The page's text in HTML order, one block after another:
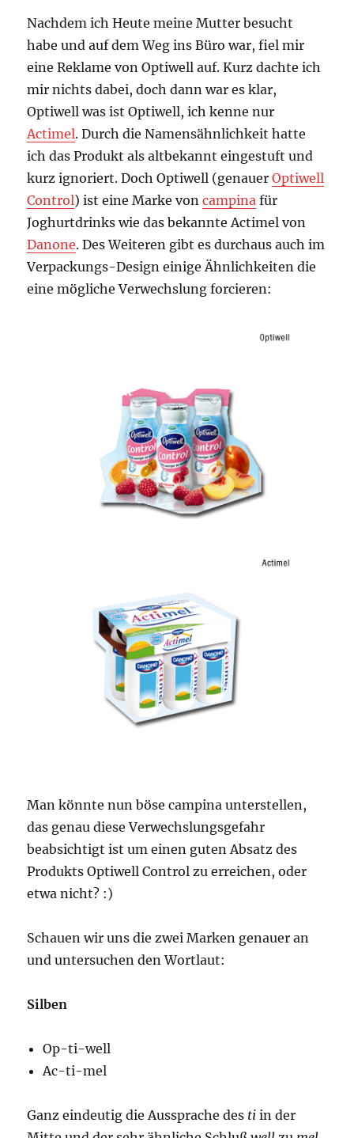
Nachdem ich Heute meine Mutter besucht
habe und auf dem Weg ins Büro war, fiel mir
eine Reklame von Optiwell auf. Kurz dachte ich
mir nichts dabei, doch dann war es klar,
Optiwell was ist Optiwell, ich kenne nur
Actimel. Durch die Namensähnlichkeit hatte
ich das Produkt als altbekannt eingestuft und
kurz ignoriert. Doch Optiwell (genauerOptiwell
Control) ist eine Marke voncampina für
Joghurtdrinks wie das bekannte Actimel von
Danone. Des Weiteren gibt es durchaus auch im
Verpackungs-Design einige Ähnlichkeiten die
eine mögliche Verwechslung forcieren:
Man könnte nun böse campina unterstellen,
das genau diese Verwechslungsgefahr
beabsichtigt ist um einen guten Absatz des
Produkts Optiwell Control zu erreichen, oder
etwa nicht? :)
Schauen wir uns die zwei Marken genauer an
und untersuchen den Wortlaut:
Silben
Op-ti-well
Ac-ti-mel
Ganz eindeutig die Aussprache des ti in der